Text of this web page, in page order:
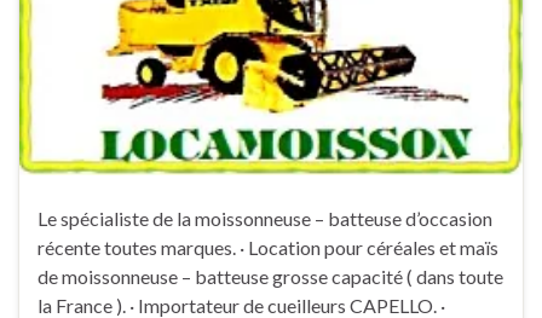
Le spécialiste de la moissonneuse – batteuse d’occasion
récente toutes marques. · Location pour céréales et maïs
de moissonneuse – batteuse grosse capacité ( dans toute
la France ). · Importateur de cueilleurs CAPELLO. ·